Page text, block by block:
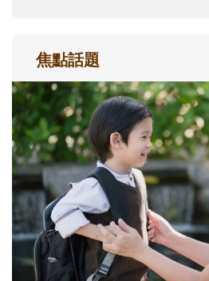
焦點話題
和孩子一起長大的那個
不同模樣
沒有人天生就擅長當爸爸
次「前所未有」的體驗中
大。從給予安全感的肢體
主、角色認同及解決問題
正嘗試用不同的模樣，參